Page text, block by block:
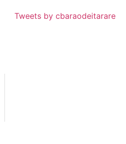
Tweets by cbaraodeitarare